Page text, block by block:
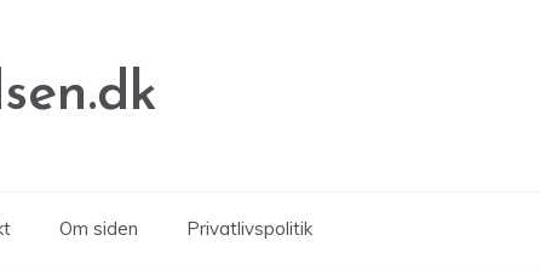
Om siden Privatlivspolitik